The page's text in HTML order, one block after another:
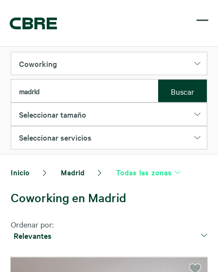
Coworking
madrid Buscar
Seleccionar tamaño
Seleccionar servicios
Inicio Madrid Todas las zonas
Coworking en Madrid
Ordenar por:
Relevantes